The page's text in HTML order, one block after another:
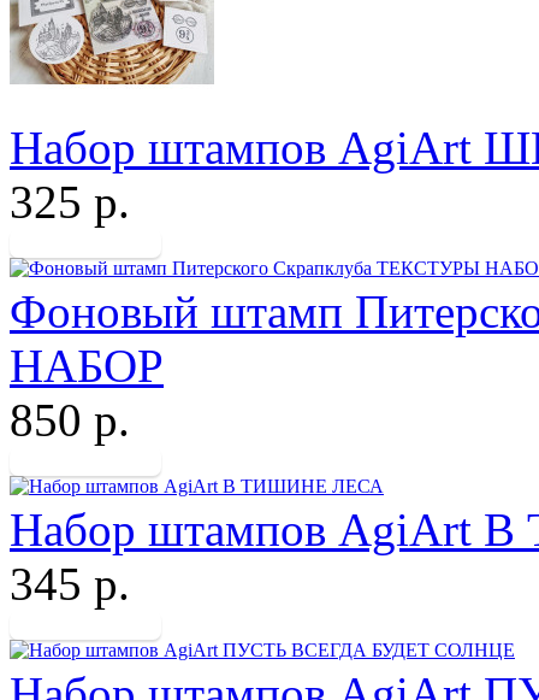
Набор штампов AgiArt
325 р.
Фоновый штамп
НАБОР
850 р.
Набор штампов AgiArt
345 р.